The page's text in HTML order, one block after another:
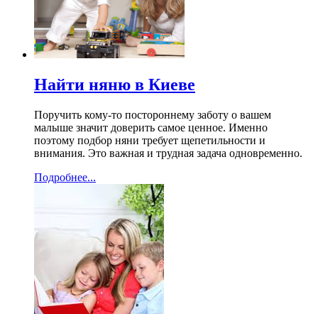
Найти няню в Киеве
Поручить кому-то постороннему заботу о вашем
малыше значит доверить самое ценное. Именно
поэтому подбор няни требует щепетильности и
внимания. Это важная и трудная задача одновременно.
Подробнее...